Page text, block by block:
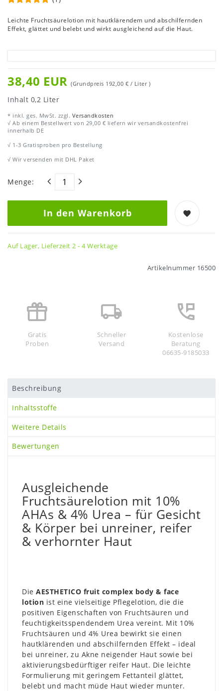
Leichte Fruchtsäurelotion mit hautklärendem und abschilfernden
Effekt, glättet und belebt und wirkt ausgleichend auf die Haut.
38,40 EUR (Grundpreis 192,00 € / Liter )
Inhalt 0,2 Liter
* inkl. ges. MwSt. zzgl. Versandkosten
√ Ab einem Bestellwert von 29,00 € liefern wir versandkostenfrei
innerhalb DE
√ 1-3 Gratisproben pro Bestellung
√ Wir versenden mit DHL Paket
Menge:
In den Warenkorb
Auf Lager, Lieferzeit 2 - 4 Werktage
Artikelnummer 16500
Gratis
Proben
Schneller
Versand
Kostenlose
Beratung
06635-9185033
Beschreibung
Inhaltsstoffe
Weitere Details
Bewertungen
Ausgleichende
Fruchtsäurelotion mit 10%
AHAs & 4% Urea – für Gesicht
& Körper bei unreiner, reifer
& verhornter Haut
Die AESTHETICO fruit complex body & face
lotion ist eine vielseitige Pflegelotion, die die
positiven Eigenschaften von Fruchtsäuren und
feuchtigkeitsspendendem Urea vereint. Mit 10%
Fruchtsäuren und 4% Urea bewirkt sie einen
hautklärenden und abschilfernden Effekt – ideal
bei unreiner, zu Akne neigender Haut sowie bei
aktivierungsbedürftiger reifer Haut. Die leichte
Formulierung mit geringem Fettanteil glättet,
belebt und macht müde Haut wieder munter.